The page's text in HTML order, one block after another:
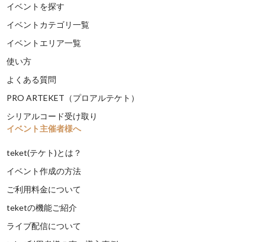
イベントを探す
イベントカテゴリ一覧
イベントエリア一覧
使い方
よくある質問
PRO ARTEKET（プロアルテケト）
シリアルコード受け取り
イベント主催者様へ
teket(テケト)とは？
イベント作成の方法
ご利用料金について
teketの機能ご紹介
ライブ配信について